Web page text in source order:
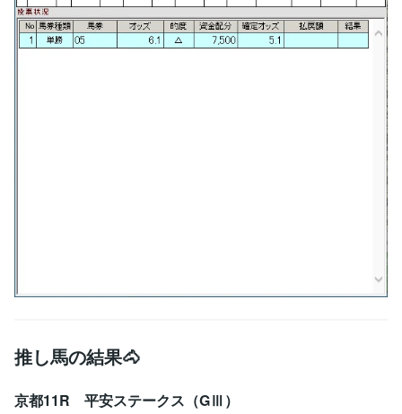
推し馬の結果🐴
京都11R 平安ステークス（GⅢ）